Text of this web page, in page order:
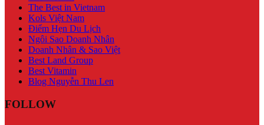
The Best in Vietnam
Kols Việt Nam
Điểm Hẹn Du Lịch
Ngôi Sao Doanh Nhân
Doanh Nhân & Sao Việt
Best Land Group
Best Vitamin
Blog Nguyễn Thu Len
FOLLOW